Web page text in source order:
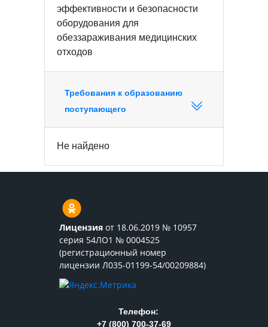
эффективности и безопасности
оборудования для
обеззараживания медицинских
отходов
Требования к образованию
поступающего
Не найдено
Лицензия от 18.06.2019 № 10957
серия 54ЛО1 № 0004525
(регистрационный номер
лицензии Л035-01199-54/00209884)
Телефон:
+7 (800) 700-37-69